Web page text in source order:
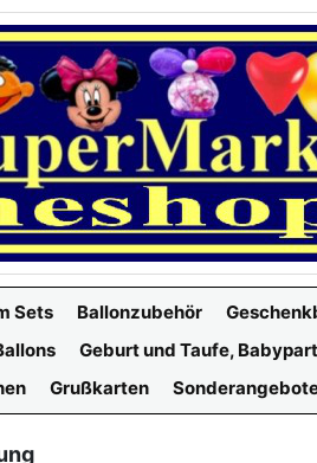
Sets Ballonzubehör
Geburt und Taufe,
Grußkarten